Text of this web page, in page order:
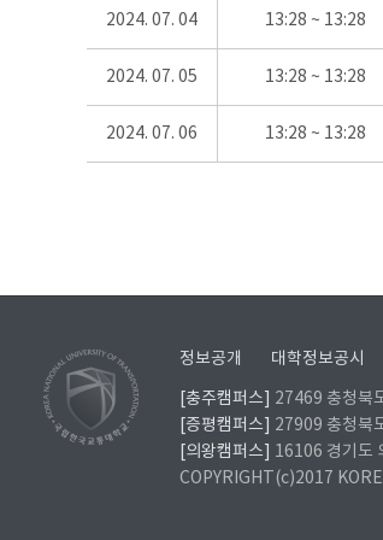
2024. 07. 04 13:28 ~ 13:28
2024. 07. 05 13:28 ~ 13:28
2024. 07. 06 13:28 ~ 13:28
정보공개 대학정보공시
[충주캠퍼스]
27469 충청북
[증평캠퍼스]
27909 충청북
[의왕캠퍼스]
16106 경기도
COPYRIGHT(c)2017